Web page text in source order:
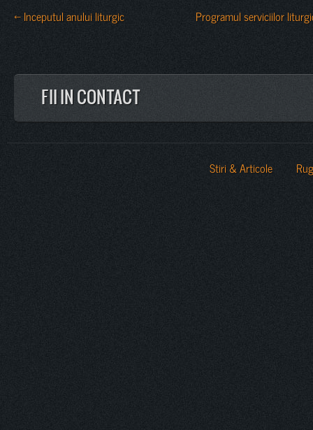
← Inceputul anului liturgic Programul serviciilor
FII IN CONTACT
Stiri & Articole